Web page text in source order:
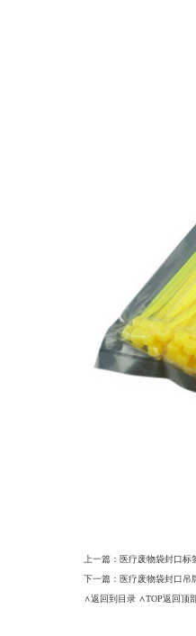
上一篇： 医疗废物袋封口标
下一篇： 医疗废物袋封口吊
∧返回到目录 ∧TOP返回顶